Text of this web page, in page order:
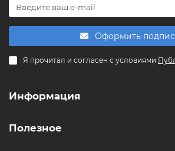
Оформить
Я прочитал и согласен с условиями
Информация
Полезное
Чем можем помочь?